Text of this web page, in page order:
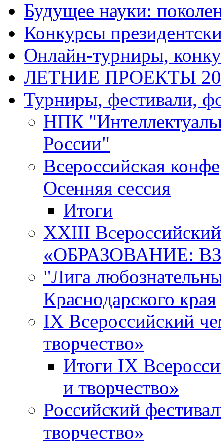
Будущее науки:
Конкурсы
Онлайн-турниры,
ЛЕТНИЕ ПРОЕКТЫ
Турниры, фестивали,
НПК
России"
Всероссийская
Осенняя сессия
Итоги
XXIII
«ОБРАЗОВАНИЕ:
"Лига
Краснодарского края
IX Всероссийский
творчество»
Итоги IX
и творчество»
Российский
творчество»